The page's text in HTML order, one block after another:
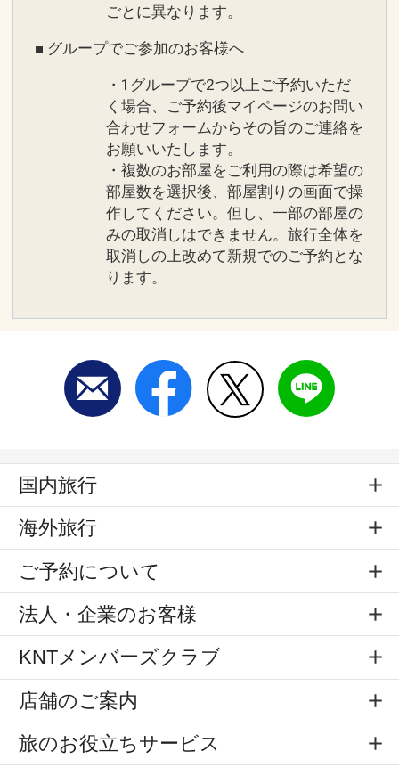
ごとに異なります。
■ グループでご参加のお客様へ
・1グループで2つ以上ご予約いただ
く場合、ご予約後マイページのお問い
合わせフォームからその旨のご連絡を
お願いいたします。
・複数のお部屋をご利用の際は希望の
部屋数を選択後、部屋割りの画面で操
作してください。但し、一部の部屋の
みの取消しはできません。旅行全体を
取消しの上改めて新規でのご予約とな
ります。
国内旅行
海外旅行
ご予約について
法人・企業のお客様
KNTメンバーズクラブ
店舗のご案内
旅のお役立ちサービス